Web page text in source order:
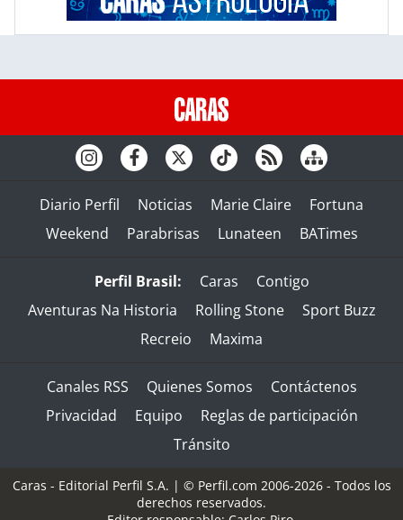
Diario Perfil Noticias Marie Claire
Fortuna
Weekend
Parabrisas Lunateen BATimes
Perfil Brasil: Caras
Contigo
Aventuras Na Historia
Rolling Stone
Sport Buzz
Recreio
Maxima
Canales RSS Quienes Somos
Contáctenos
Privacidad
Equipo
Reglas de participación
Tránsito
Caras - Editorial Perfil S.A. | © Perfil.com 2006-2026 - Todos los
derechos reservados.